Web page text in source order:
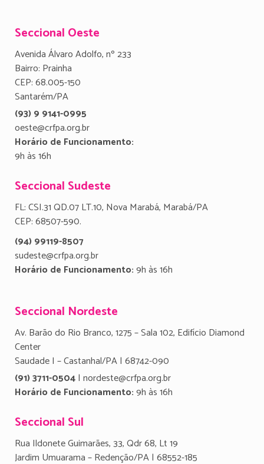
Seccional Oeste
Avenida Álvaro Adolfo, nº 233
Bairro: Prainha
CEP: 68.005-150
Santarém/PA
(93) 9 9141-0995
oeste@crfpa.org.br
Horário de Funcionamento:
9h às 16h
Seccional Sudeste
FL: CSI.31 QD.07 LT.10, Nova Marabá, Marabá/PA
CEP: 68507-590.
(94) 99119-8507
sudeste@crfpa.org.br
Horário de Funcionamento:9h às 16h
Seccional Nordeste
Av. Barão do Rio Branco, 1275 – Sala 102, Edifício Diamond
Center
Saudade I – Castanhal/PA | 68742-090
(91) 3711-0504| nordeste@crfpa.org.br
Horário de Funcionamento:9h às 16h
Seccional Sul
Rua Ildonete Guimarães, 33, Qdr 68, Lt 19
Jardim Umuarama – Redenção/PA | 68552-185